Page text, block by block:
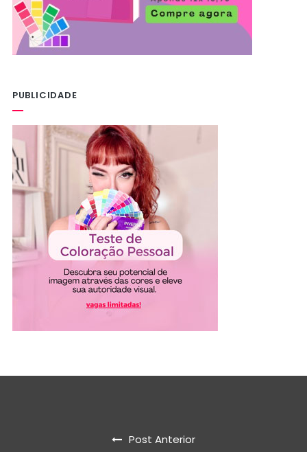
PUBLICIDADE
Post Anterior